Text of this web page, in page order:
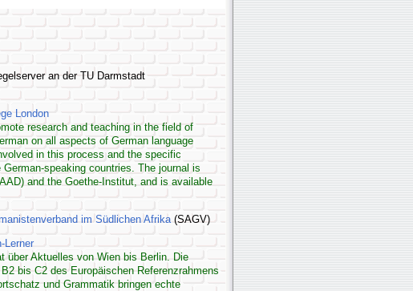
an der TU Darmstadt
London
research and teaching in the field of
on all aspects of German language
in this process and the specific
speaking countries. The journal is
and the Goethe-Institut, and is available
im Südlichen Afrika (SAGV)
Lerner
über Aktuelles von Wien bis Berlin. Die
bis C2 des Europäischen Referenzrahmens
und Grammatik bringen echte